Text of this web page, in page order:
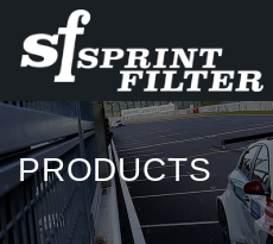
PRODUCTS